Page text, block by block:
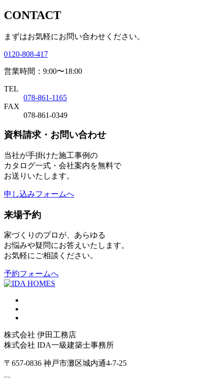
CONTACT
まずはお気軽にお問い合わせください。
0120-808-417
営業時間：9:00〜18:00
TEL
078-861-1165
FAX
078-861-0349
資料請求・お問い合わせ
当社が手掛けた施工事例の
カタログ一式・会社案内を無料で
お送りいたします。
申し込みフォームへ
来場予約
家づくりのプロが、あらゆる
お悩みや疑問にお答えいたします。
お気軽にご相談ください。
予約フォームへ
株式会社 伊田工務店
株式会社 IDA一級建築士事務所
〒657-0836 神戸市灘区城内通4-7-25